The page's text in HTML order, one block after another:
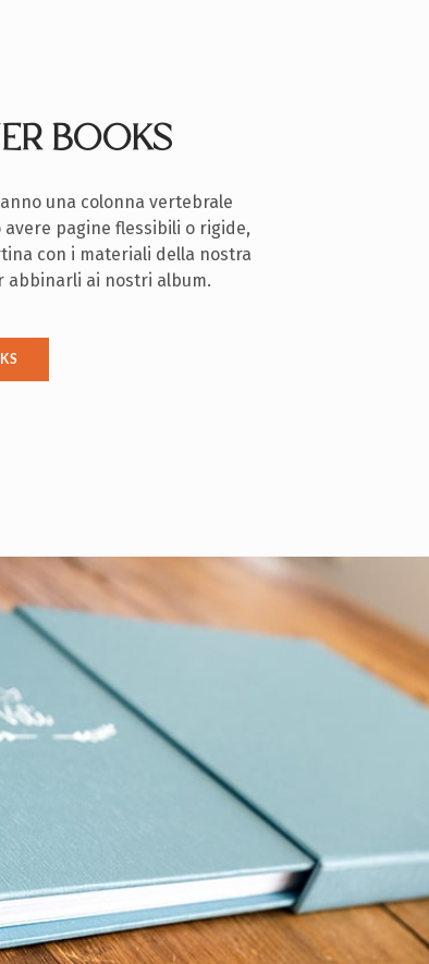
BOOKS
una colonna vertebrale
pagine flessibili o rigide,
con i materiali della nostra
abbinarli ai nostri album.